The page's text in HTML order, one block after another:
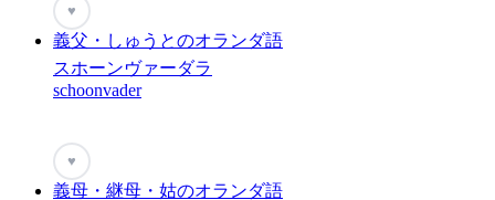
♥
義父・しゅうとのオランダ語
スホーンヴァーダラ
schoonvader
♥
義母・継母・姑のオランダ語